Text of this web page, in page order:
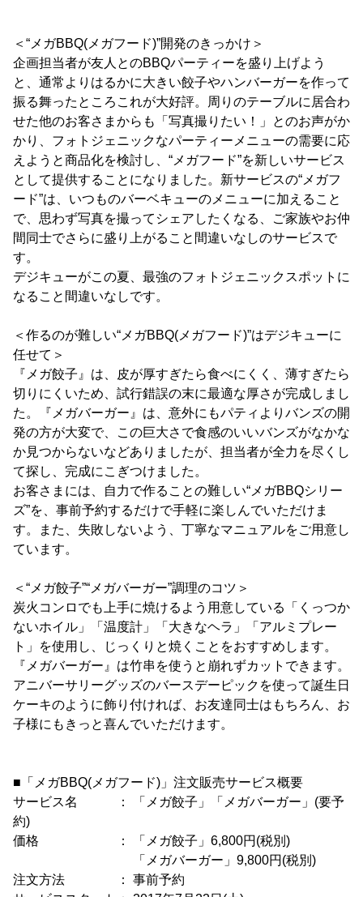
＜“メガBBQ(メガフード)”開発のきっかけ＞
企画担当者が友人とのBBQパーティーを盛り上げよう
と、通常よりはるかに大きい餃子やハンバーガーを作って
振る舞ったところこれが大好評。周りのテーブルに居合わ
せた他のお客さまからも「写真撮りたい！」とのお声がか
かり、フォトジェニックなパーティーメニューの需要に応
えようと商品化を検討し、“メガフード”を新しいサービス
として提供することになりました。新サービスの“メガフ
ード”は、いつものバーベキューのメニューに加えること
で、思わず写真を撮ってシェアしたくなる、ご家族やお仲
間同士でさらに盛り上がること間違いなしのサービスで
す。
デジキューがこの夏、最強のフォトジェニックスポットに
なること間違いなしです。
＜作るのが難しい“メガBBQ(メガフード)”はデジキューに
任せて＞
『メガ餃子』は、皮が厚すぎたら食べにくく、薄すぎたら
切りにくいため、試行錯誤の末に最適な厚さが完成しまし
た。『メガバーガー』は、意外にもパティよりバンズの開
発の方が大変で、この巨大さで食感のいいバンズがなかな
か見つからないなどありましたが、担当者が全力を尽くし
て探し、完成にこぎつけました。
お客さまには、自力で作ることの難しい“メガBBQシリー
ズ”を、事前予約するだけで手軽に楽しんでいただけま
す。また、失敗しないよう、丁寧なマニュアルをご用意し
ています。
＜“メガ餃子”“メガバーガー”調理のコツ＞
炭火コンロでも上手に焼けるよう用意している「くっつか
ないホイル」「温度計」「大きなヘラ」「アルミプレー
ト」を使用し、じっくりと焼くことをおすすめします。
『メガバーガー』は竹串を使うと崩れずカットできます。
アニバーサリーグッズのバースデーピックを使って誕生日
ケーキのように飾り付ければ、お友達同士はもちろん、お
子様にもきっと喜んでいただけます。
■「メガBBQ(メガフード)」注文販売サービス概要
サービス名 ： 「メガ餃子」「メガバーガー」(要予
約)
価格 ： 「メガ餃子」6,800円(税別)
「メガバーガー」9,800円(税別)
注文方法 ： 事前予約